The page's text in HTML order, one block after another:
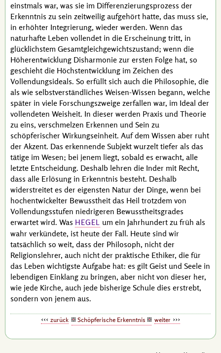
einstmals war, was sie im Differenzierungsprozess der
Erkenntnis zu sein zeitweilig aufgehört hatte, das muss sie,
in erhöhter Integrierung, wieder werden. Wenn das
naturhafte Leben vollendet in die Erscheinung tritt, in
glücklichstem Gesamt­gleich­gewichts­zustand; wenn die
Höherentwicklung Disharmonie zur ersten Folge hat, so
geschieht die Höchstentwicklung im Zeichen des
Vollendungsideals. So erfüllt sich auch die Philosophie, die
als wie selbstverständliches Weisen-Wissen begann, welche
später in viele Forschungszweige zerfallen war, im Ideal der
vollendeten Weisheit. In dieser werden Praxis und Theorie
zu eins, verschmelzen Erkennen und Sein zu
schöpferischer Wirkungseinheit. Auf dem Wissen aber ruht
der Akzent. Das erkennende Subjekt wurzelt tiefer als das
tätige im Wesen; bei jenem liegt, sobald es erwacht, alle
letzte Entscheidung. Deshalb lehren die Inder mit Recht,
dass alle Erlösung in Erkenntnis besteht. Deshalb
widerstreitet es der eigensten Natur der Dinge, wenn bei
hochentwickelter Bewusstheit das Heil trotzdem von
Vollendungsstufen niedrigeren Bewusstheitsgrades
erwartet wird. Was HEGEL um ein Jahrhundert zu früh als
wahr verkündete, ist heute der Fall. Heute sind wir
tatsächlich so weit, dass der Philosoph, nicht der
Religionslehrer, auch nicht der praktische Ethiker, die für
das Leben wichtigste Aufgabe hat: es gilt Geist und Seele in
lebendigen Einklang zu bringen, aber nicht von dieser her,
wie jede Kirche, auch jede bisherige Schule dies erstrebt,
sondern von jenem aus.
zurück Schöpferische Erkenntnis weiter